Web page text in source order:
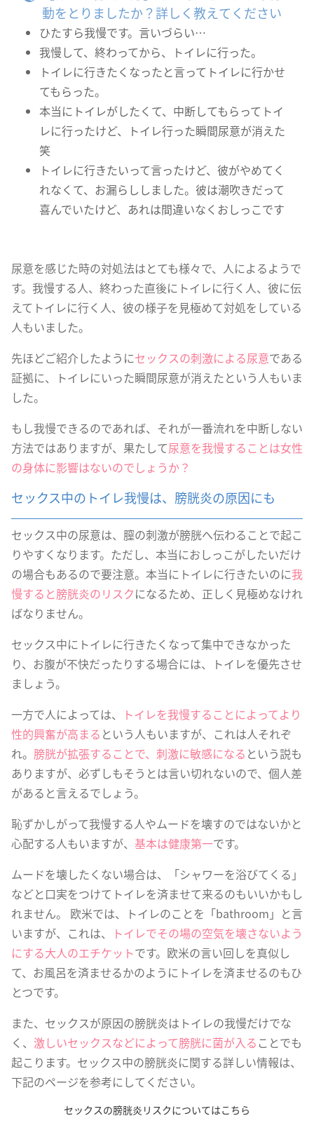
動をとりましたか？詳しく教えてください
ひたすら我慢です。言いづらい…
我慢して、終わってから、トイレに行った。
トイレに行きたくなったと言ってトイレに行かせ
てもらった。
本当にトイレがしたくて、中断してもらってトイ
レに行ったけど、トイレ行った瞬間尿意が消えた
笑
トイレに行きたいって言ったけど、彼がやめてく
れなくて、お漏らししました。彼は潮吹きだって
喜んでいたけど、あれは間違いなくおしっこです
尿意を感じた時の対処法はとても様々で、人によるようで
す。我慢する人、終わった直後にトイレに行く人、彼に伝
えてトイレに行く人、彼の様子を見極めて対処をしている
人もいました。
先ほどご紹介したようにセックスの刺激による尿意である
証拠に、トイレにいった瞬間尿意が消えたという人もいま
した。
もし我慢できるのであれば、それが一番流れを中断しない
方法ではありますが、果たして尿意を我慢することは女性
の身体に影響はないのでしょうか？
セックス中のトイレ我慢は、膀胱炎の原因にも
セックス中の尿意は、膣の刺激が膀胱へ伝わることで起こ
りやすくなります。ただし、本当におしっこがしたいだけ
の場合もあるので要注意。本当にトイレに行きたいのに我
慢すると膀胱炎のリスクになるため、正しく見極めなけれ
ばなりません。
セックス中にトイレに行きたくなって集中できなかった
り、お腹が不快だったりする場合には、トイレを優先させ
ましょう。
一方で人によっては、
トイレを我慢することによってより
性的興奮が高まる という人もいますが、これは人それぞ
れ。 膀胱が拡張することで、刺激に敏感になる という説も
ありますが、必ずしもそうとは言い切れないので、個人差
があると言えるでしょう。
恥ずかしがって我慢する人やムードを壊すのではないかと
心配する人もいますが、 基本は健康第一です。
ムードを壊したくない場合は、「シャワーを浴びてくる」
などと口実をつけてトイレを済ませて来るのもいいかもし
れません。 欧米では、トイレのことを「bathroom」と言
いますが、これは、
トイレでその場の空気を壊さないよう
にする大人のエチケットです。欧米の言い回しを真似し
て、お風呂を済ませるかのようにトイレを済ませるのもひ
とつです。
また、セックスが原因の膀胱炎はトイレの我慢だけでな
く、 激しいセックスなどによって膀胱に菌が入ることでも
起こります。セックス中の膀胱炎に関する詳しい情報は、
下記のページを参考にしてください。
セックスの膀胱炎リスクについてはこちら